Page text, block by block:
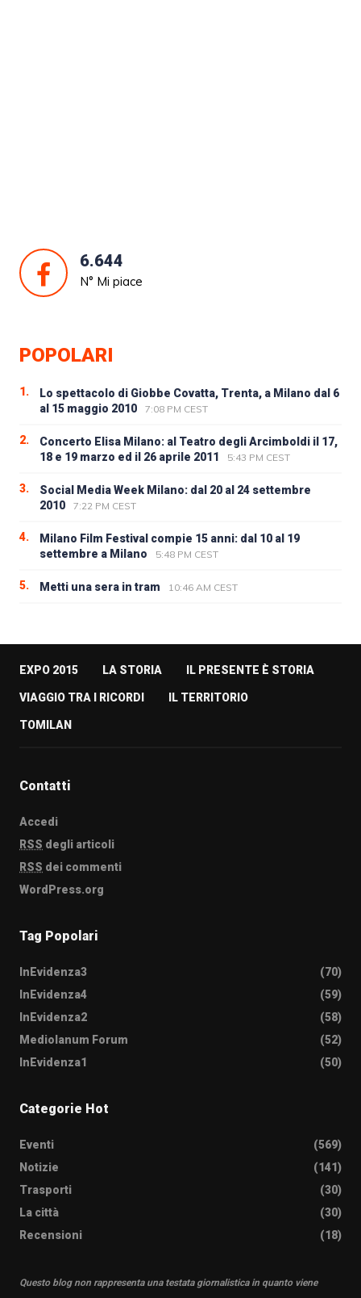
6.644
N° Mi piace
POPOLARI
1.
Lo spettacolo di Giobbe Covatta, Trenta, a Milano dal 6
al 15 maggio 2010
7:08 PM CEST
2.
Concerto Elisa Milano: al Teatro degli Arcimboldi il 17,
18 e 19 marzo ed il 26 aprile 2011
5:43 PM CEST
3.
Social Media Week Milano: dal 20 al 24 settembre
2010
7:22 PM CEST
4.
Milano Film Festival compie 15 anni: dal 10 al 19
settembre a Milano
5:48 PM CEST
5. Metti una sera in tram 10:46 AM CEST
EXPO 2015 LA STORIA IL PRESENTE È STORIA
VIAGGIO TRA I RICORDI IL TERRITORIO
TOMILAN
Contatti
Accedi
RSS degli articoli
RSS dei commenti
WordPress.org
Tag Popolari
InEvidenza3
(70)
InEvidenza4
(59)
InEvidenza2
(58)
Mediolanum Forum
(52)
InEvidenza1
(50)
Categorie Hot
Eventi
(569)
Notizie
(141)
Trasporti
(30)
La città
(30)
Recensioni
(18)
Questo blog non rappresenta una testata giornalistica in quanto viene